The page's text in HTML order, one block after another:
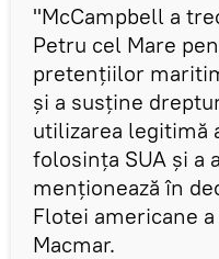
"McCampbell a
Petru cel Mare
pretenţiilor
şi a susţine
utilizarea legitimă
folosinţa SUA şi a
menţionează în
Flotei americane
Macmar.